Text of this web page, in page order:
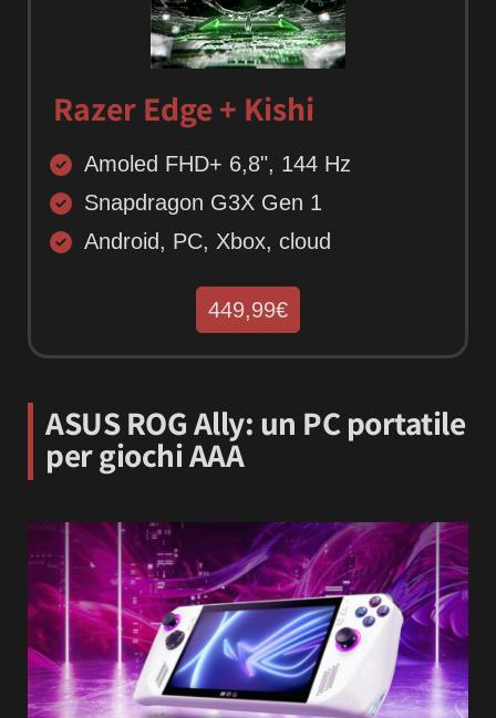
Razer Edge + Kishi
Amoled FHD+ 6,8", 144 Hz
Snapdragon G3X Gen 1
Android, PC, Xbox, cloud
449,99€
ASUS ROG Ally: un PC portatile
per giochi AAA